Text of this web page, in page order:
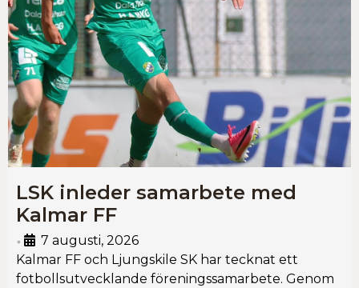
LSK inleder samarbete med
Kalmar FF
•
7 augusti, 2026
Kalmar FF och Ljungskile SK har tecknat ett
fotbollsutvecklande föreningssamarbete. Genom